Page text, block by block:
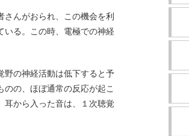
んがおられ、この機会を利
いる。この時、電極での神経
野の神経活動は低下すると予
の、ほぼ通常の反応が起こ
耳から入った音は、１次聴覚